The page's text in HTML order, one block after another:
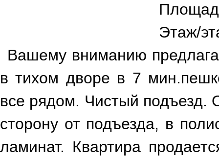
Этаж/
Вашему вниманию
в тихом дворе в 7
все рядом. Чистый подъезд.
сторону от подъезда, в
ламинат. Квартира